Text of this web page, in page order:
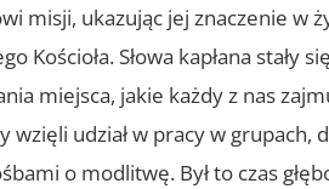
misji, ukazując jej znaczenie w
Kościoła. Słowa kapłana stały
miejsca, jakie każdy z nas
wzięli udział w pracy w
o modlitwę. Był to czas